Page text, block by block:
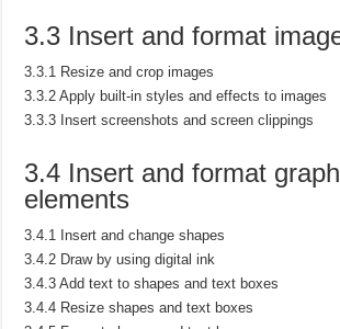
3.3 Insert and format
3.3.1 Resize and crop images
3.3.2 Apply built-in styles and effects to images
3.3.3 Insert screenshots and screen clippings
3.4 Insert and format
elements
3.4.1 Insert and change shapes
3.4.2 Draw by using digital ink
3.4.3 Add text to shapes and text boxes
3.4.4 Resize shapes and text boxes